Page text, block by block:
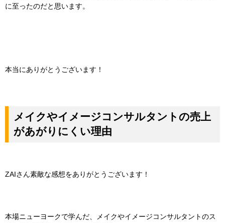
に至ったのだと思います。
本当にありがとうございます！
メイクやイメージコンサルタントの売上
があがりにくい理由
ZAIさん素敵な感想をありがとうございます！
本場ニューヨークで学んだ、メイクやイメージコンサルタントのス